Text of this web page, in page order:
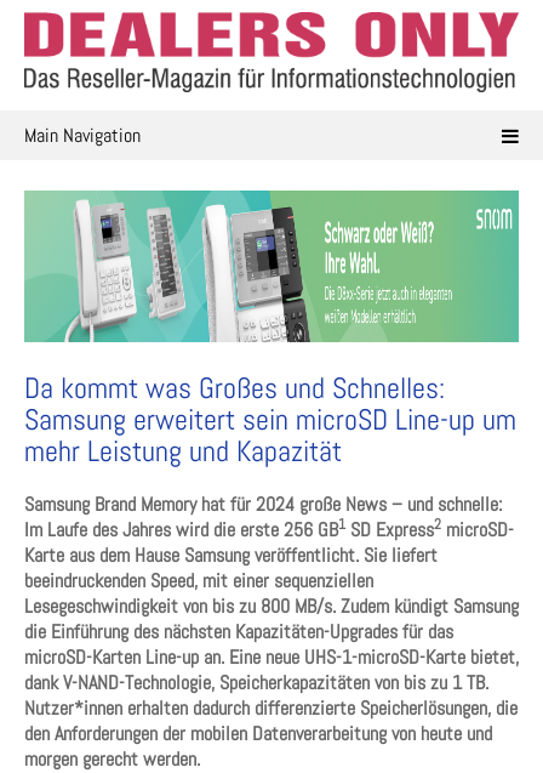
Skip
content
Main Navigation
Da kommt was Großes und Schnelles:
Samsung erweitert sein microSD Line-up um
mehr Leistung und Kapazität
Samsung Brand Memory hat für 2024 große News – und schnelle:
Im Laufe des Jahres wird die erste 256 GB1SD Express2 microSD-
Karte aus dem Hause Samsung veröffentlicht. Sie liefert
beeindruckenden Speed, mit einer sequenziellen
Lesegeschwindigkeit von bis zu 800 MB/s. Zudem kündigt Samsung
die Einführung des nächsten Kapazitäten-Upgrades für das
microSD-Karten Line-up an. Eine neue UHS-1-microSD-Karte bietet,
dank V-NAND-Technologie, Speicherkapazitäten von bis zu 1 TB.
Nutzer*innen erhalten dadurch differenzierte Speicherlösungen, die
den Anforderungen der mobilen Datenverarbeitung von heute und
morgen gerecht werden.